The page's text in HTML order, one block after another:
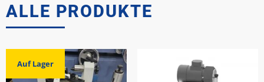
ALLE PRODUKTE
Auf Lager